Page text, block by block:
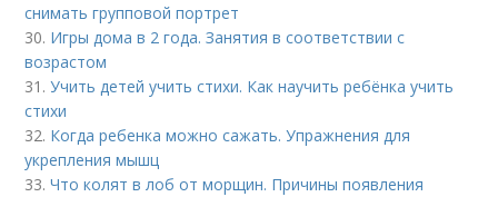
снимать групповой портрет
30. Игры дома в 2 года. Занятия в соответствии с
возрастом
31.Учить детей учить стихи. Как научить ребёнка учить
стихи
32. Когда ребенка можно сажать. Упражнения для
укрепления мышц
33.Что колят в лоб от морщин. Причины появления